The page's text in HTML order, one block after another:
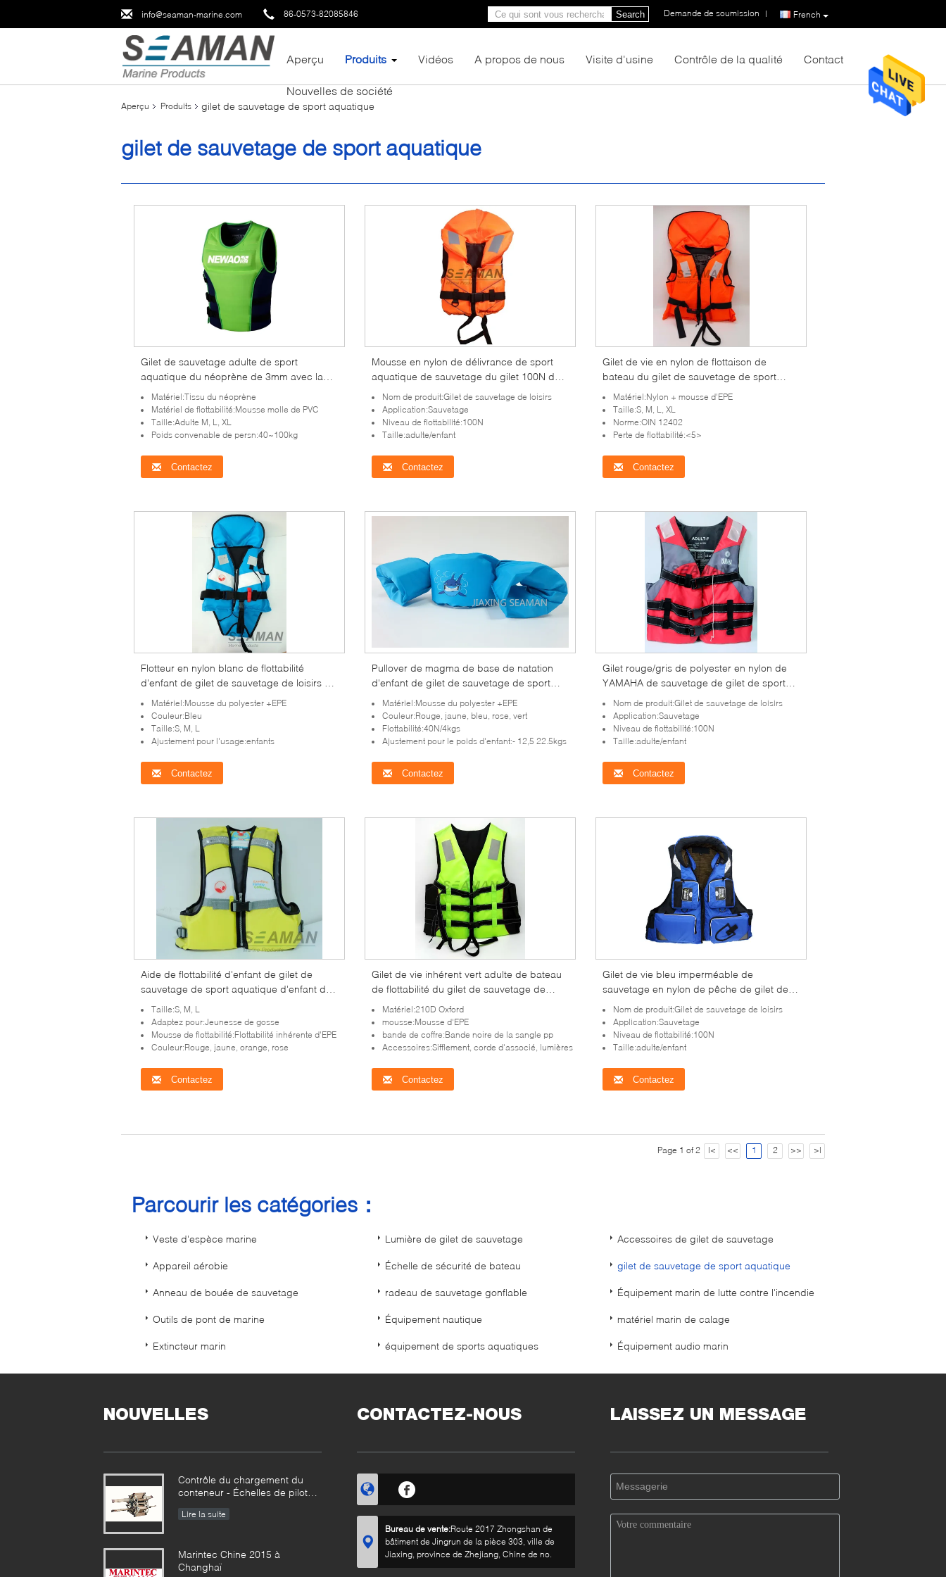
info@seaman-marine.com 86-0573-82085846 French
Demande de soumission |
Search
Aperçu Produits Vidéos A propos de nous Visite d'usine Contrôle de la qualité Contact
Nouvelles de société
Aperçu Produits gilet de sauvetage de sport aquatique
gilet de sauvetage de sport aquatique
Gilet de sauvetage adulte de sport
aquatique du néoprène de 3mm avec la
mousse de polyéthylène
Matériel:Tissu du néoprène
Matériel de flottabilité:Mousse molle de PVC
Taille:Adulte M, L, XL
Poids convenable de persn:40~100kg
Contactez
Mousse en nylon de délivrance de sport
aquatique de sauvetage du gilet 100N du
certificat orange EPE de la CE
Nom de produit:Gilet de sauvetage de loisirs
Application:Sauvetage
Niveau de flottabilité:100N
Taille:adulte/enfant
Contactez
Gilet de vie en nylon de flottaison de
bateau du gilet de sauvetage de sport
aquatique de couleur orange 100N
Matériel:Nylon + mousse d'EPE
Taille:S, M, L, XL
Norme:OIN 12402
Perte de flottabilité:<5>
Contactez
Flotteur en nylon blanc de flottabilité
d'enfant de gilet de sauvetage de loisirs de
mode de la couleur 210D/420D de bleu
marine
Matériel:Mousse du polyester +EPE
Couleur:Bleu
Taille:S, M, L
Ajustement pour l'usage:enfants
Contactez
Pullover de magma de base de natation
d'enfant de gilet de sauvetage de sport
aquatique de la mousse de l'enfant Lifevest
Matériel:Mousse du polyester +EPE
Couleur:Rouge, jaune, bleu, rose, vert
Flottabilité:40N/4kgs
Ajustement pour le poids d'enfant:‐ 12,5 22.5kgs
Contactez
Gilet rouge/gris de polyester en nylon de
YAMAHA de sauvetage de gilet de sport
aquatique de mousse de vie
Nom de produit:Gilet de sauvetage de loisirs
Application:Sauvetage
Niveau de flottabilité:100N
Taille:adulte/enfant
Contactez
Aide de flottabilité d'enfant de gilet de
sauvetage de sport aquatique d'enfant de
mode pour la natation
Taille:S, M, L
Adaptez pour:Jeunesse de gosse
Mousse de flottabilité:Flottabilité inhérente d'EPE
Couleur:Rouge, jaune, orange, rose
Contactez
Gilet de vie inhérent vert adulte de bateau
de flottabilité du gilet de sauvetage de
sport aquatique PFD
Matériel:210D Oxford
mousse:Mousse d'EPE
bande de coffre:Bande noire de la sangle pp
Accessoires:Sifflement, corde d'associé, lumières
Contactez
Gilet de vie bleu imperméable de
sauvetage en nylon de pêche de gilet de
sauvetage de sport aquatique pour des
enfants
Nom de produit:Gilet de sauvetage de loisirs
Application:Sauvetage
Niveau de flottabilité:100N
Taille:adulte/enfant
Contactez
Page 1 of 2 |< << 1 2 >> >|
Parcourir les catégories：
Veste d'espèce marine Lumière de gilet de sauvetage Accessoires de gilet de sauvetage
Appareil aérobie Échelle de sécurité de bateau gilet de sauvetage de sport aquatique
Anneau de bouée de sauvetage radeau de sauvetage gonflable Équipement marin de lutte contre l'incendie
Outils de pont de marine Équipement nautique matériel marin de calage
Extincteur marin équipement de sports aquatiques Équipement audio marin
NOUVELLES
Contrôle du chargement du
conteneur - Échelles de pilote
ensemble
Lire la suite
Marintec Chine 2015 à
Changhaï
CONTACTEZ-NOUS
Bureau de vente:Route 2017 Zhongshan de
bâtiment de Jingrun de la pièce 303, ville de
Jiaxing, province de Zhejiang, Chine de no.
LAISSEZ UN MESSAGE